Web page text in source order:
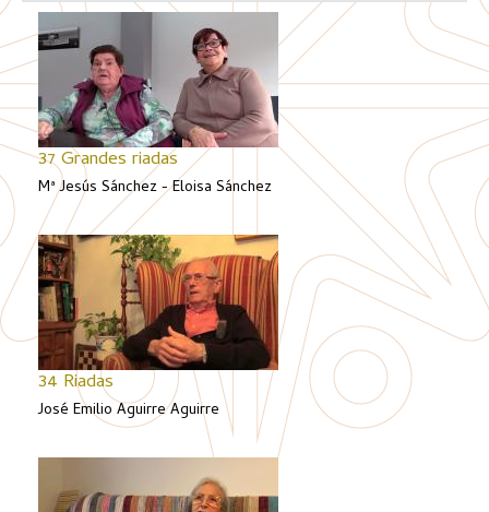
37 Grandes riadas
Mª Jesús Sánchez - Eloisa Sánchez
34 Riadas
José Emilio Aguirre Aguirre